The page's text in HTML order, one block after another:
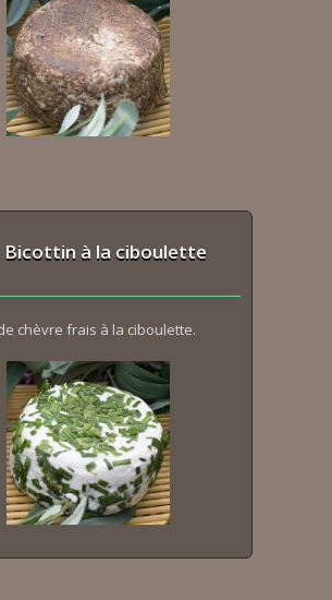
Bicottin à la ciboulette
chèvre frais à la ciboulette.